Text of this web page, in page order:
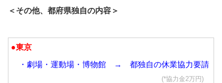
＜その他、都府県独自の内容＞
●東京
・劇場・運動場・博物館 → 都独自の休業協力要請
(*協力金2万円)